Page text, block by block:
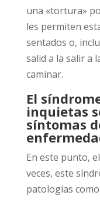
una «tortura»
les permiten
sentados o,
salid a la salir a
caminar.
El
inquietas
síntomas
En este punto,
veces, este
patologías